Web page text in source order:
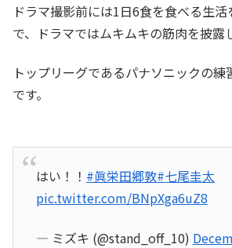
ドラマ撮影前には1日6食を食べる生活
で、ドラマではムキムキの筋肉を披露
トップリーグであるパナソニックの練
です。
はい！！ #眞栄田郷敦#七尾圭太
pic.twitter.com/BNpXga6uZ8
— ミズキ (@stand_off_10)